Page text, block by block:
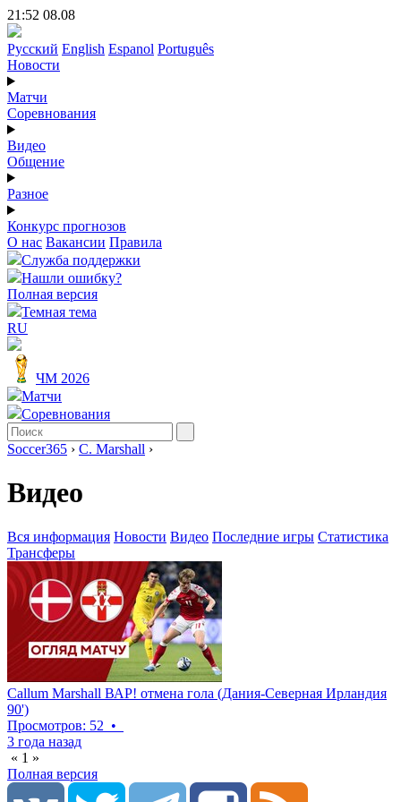
21:52 08.08
Русский English Espanol Português
Новости
Матчи
Соревнования
Видео
Общение
Разное
Конкурс прогнозов
О нас Вакансии Правила
Служба поддержки
Нашли ошибку?
Полная версия
Темная тема
RU
ЧМ 2026
Матчи
Соревнования
Soccer365 › C. Marshall ›
Видео
Вся информация Новости Видео Последние игры Статистика
Трансферы
Callum Marshall ВАР! отмена гола (Дания-Северная Ирландия
90')
Просмотров: 52 •
3 года назад
« 1 »
Полная версия